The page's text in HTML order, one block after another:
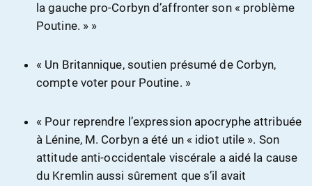
la gauche pro-Corbyn d’affronter son « problème
Poutine. » »
« Un Britannique, soutien présumé de Corbyn,
compte voter pour Poutine. »
« Pour reprendre l’expression apocryphe attribuée
à Lénine, M. Corbyn a été un « idiot utile ». Son
attitude anti-occidentale viscérale a aidé la cause
du Kremlin aussi sûrement que s’il avait